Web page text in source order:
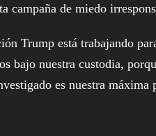
campaña de miedo
Trump está trabajando
bajo nuestra custodia,
es nuestra